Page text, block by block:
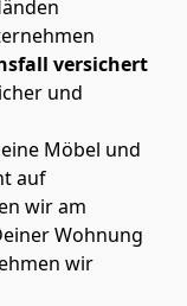
versichert
und
Möbel und
auf
wir am
Wohnung
wir